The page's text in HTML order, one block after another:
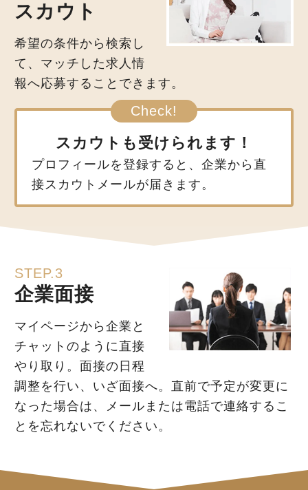
スカウト
希望の条件から検索し
て、マッチした求人情
報へ応募することできます。
スカウトも受けられます！
プロフィールを登録すると、企業から直
接スカウトメールが届きます。
STEP.3
企業面接
マイページから企業と
チャットのように直接
やり取り。面接の日程
調整を行い、いざ面接へ。直前で予定が変更に
なった場合は、メールまたは電話で連絡するこ
とを忘れないでください。